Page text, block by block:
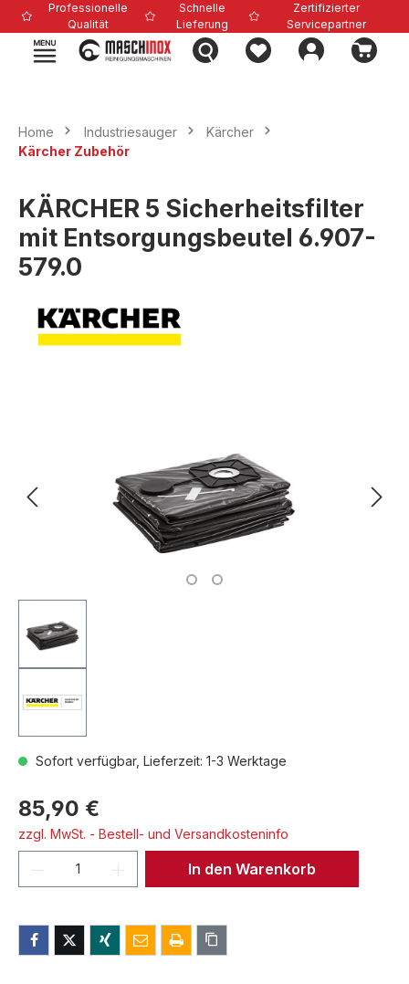
springen
Professionelle
Qualität
Schnelle
Lieferung
Zertifizierter
Servicepartner
Home Industriesauger
Kärcher
Kärcher Zubehör
KÄRCHER 5 Sicherheitsfilter
mit Entsorgungsbeutel 6.907-
579.0
Sofort verfügbar, Lieferzeit: 1-3 Werktage
85,90 €
zzgl. MwSt. - Bestell- und Versandkosteninfo
Produkt Anzahl: Gib den
In den Warenkorb